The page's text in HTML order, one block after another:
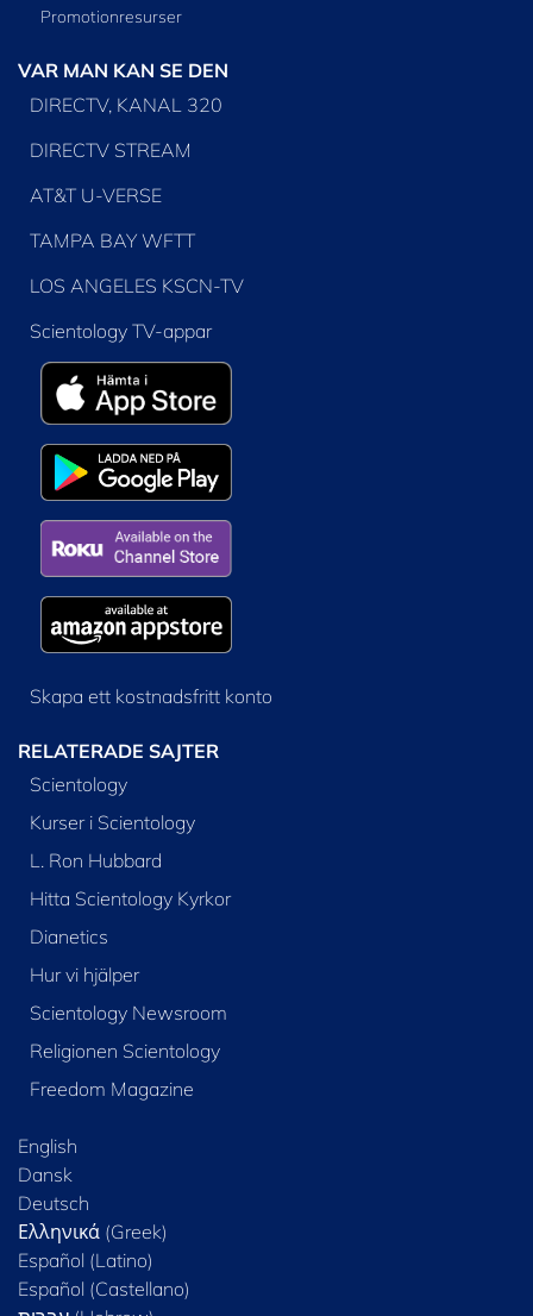
Promotionresurser
VAR MAN KAN SE DEN
DIRECTV, KANAL 320
DIRECTV STREAM
AT&T U-VERSE
TAMPA BAY WFTT
LOS ANGELES KSCN-TV
Scientology TV-appar
Skapa ett kostnadsfritt konto
RELATERADE SAJTER
Scientology
Kurser i Scientology
L. Ron Hubbard
Hitta Scientology Kyrkor
Dianetics
Hur vi hjälper
Scientology Newsroom
Religionen Scientology
Freedom Magazine
English
Dansk
Deutsch
Ελληνικά (Greek)
Español (Latino)
Español (Castellano)